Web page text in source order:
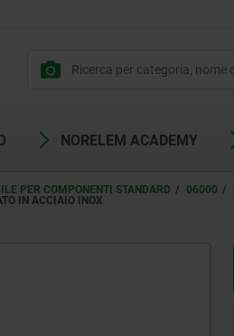
NORELEM ACADEMY
PER COMPONENTI STANDARD 06000
IN ACCIAIO INOX